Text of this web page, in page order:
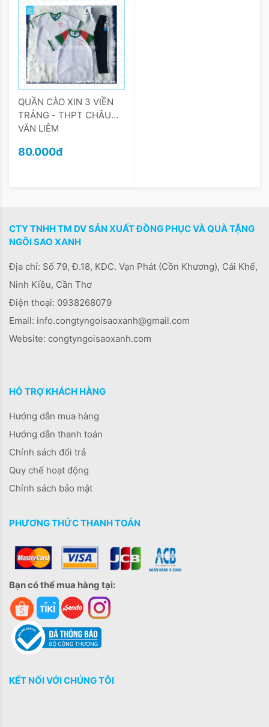
QUẦN CÀO XIN 3 VIỀN
TRẮNG - THPT CHÂU
VĂN LIÊM
80.000đ
CTY TNHH TM DV SẢN XUẤT ĐỒNG PHỤC VÀ QUÀ TẶNG
NGÔI SAO XANH
Địa chỉ: Số 79, Đ.18, KDC. Vạn Phát (Cồn Khương), Cái Khế,
Ninh Kiều, Cần Thơ
Điện thoại: 0938268079
Email: info.congtyngoisaoxanh@gmail.com
Website: congtyngoisaoxanh.com
HỖ TRỢ KHÁCH HÀNG
Hướng dẫn mua hàng
Hướng dẫn thanh toán
Chính sách đổi trả
Quy chế hoạt động
Chính sách bảo mật
PHƯƠNG THỨC THANH TOÁN
Bạn có thể mua hàng tại:
KẾT NỐI VỚI CHÚNG TÔI